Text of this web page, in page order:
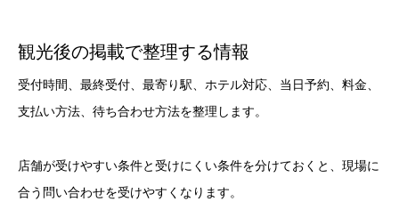
観光後の掲載で整理する情報
受付時間、最終受付、最寄り駅、ホテル対応、当日予約、料金、
支払い方法、待ち合わせ方法を整理します。
店舗が受けやすい条件と受けにくい条件を分けておくと、現場に
合う問い合わせを受けやすくなります。